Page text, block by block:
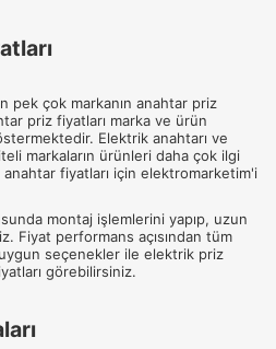
pek çok markanın anahtar priz
priz fiyatları marka ve ürün
Elektrik anahtarı ve
markaların ürünleri daha çok ilgi
fiyatları için elektromarketim'i
montaj işlemlerini yapıp, uzun
Fiyat performans açısından tüm
seçenekler ile elektrik priz
görebilirsiniz.